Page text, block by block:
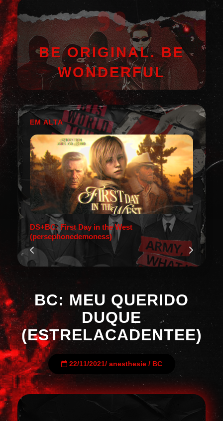
BE ORIGINAL. BE
WONDERFUL
EM ALTA
DS+BC: First Day in the West
(persephonedemoness)
BC: MEU QUERIDO
DUQUE
(ESTRELACADENTEE)
22/11/2021/ anesthesie/ BC